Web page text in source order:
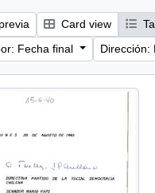
Card view
Fecha final
Dirección: